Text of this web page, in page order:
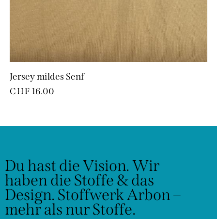
Jersey mildes Senf
CHF 16.00
Du hast die Vision.Wir
haben die Stoffe & das
Design. Stoffwerk Arbon –
mehr als nur Stoffe.